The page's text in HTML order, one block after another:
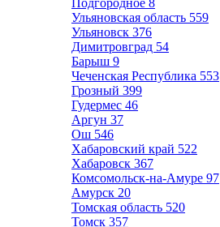
Подгородное 8
Ульяновская область 559
Ульяновск 376
Димитровград 54
Барыш 9
Чеченская Республика 553
Грозный 399
Гудермес 46
Аргун 37
Ош 546
Хабаровский край 522
Хабаровск 367
Комсомольск-на-Амуре 97
Амурск 20
Томская область 520
Томск 357